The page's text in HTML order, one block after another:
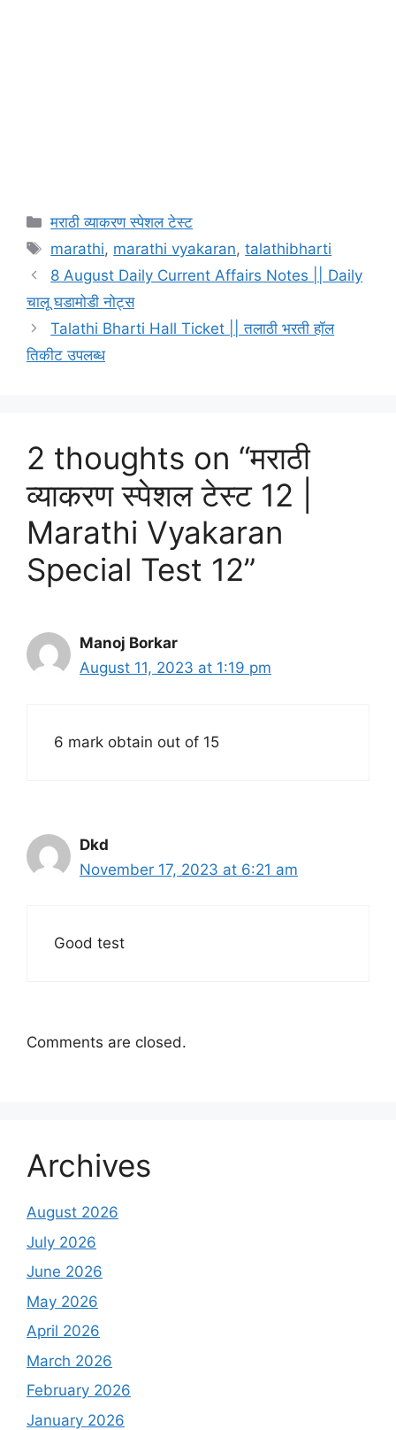
Categories
मराठी व्याकरण स्पेशल टेस्ट
Tags
marathi, marathi vyakaran,talathibharti
8 August Daily Current Affairs Notes || Daily
चालू घडामोडी नोट्स
Talathi Bharti Hall Ticket || तलाठी भरती हॉल
तिकीट उपलब्ध
2 thoughts on “मराठी
व्याकरण स्पेशल टेस्ट 12 |
Marathi Vyakaran
Special Test 12”
Manoj Borkar
August 11, 2023 at 1:19 pm
6 mark obtain out of 15
Dkd
November 17, 2023 at 6:21 am
Good test
Comments are closed.
Archives
August 2026
July 2026
June 2026
May 2026
April 2026
March 2026
February 2026
January 2026